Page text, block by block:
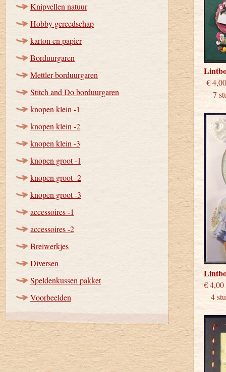
Knipvellen natuur
Hobby gereedschap
karton en papier
Borduurgaren
Mettler borduurgaren
Stitch and Do borduurgaren
knopen klein -1
knopen klein -2
knopen klein -3
knopen groot -1
knopen groot -2
knopen groot -3
accessoires -1
accessoires -2
Breiwerkjes
Diversen
Speldenkussen pakket
Voorbeelden
7
4